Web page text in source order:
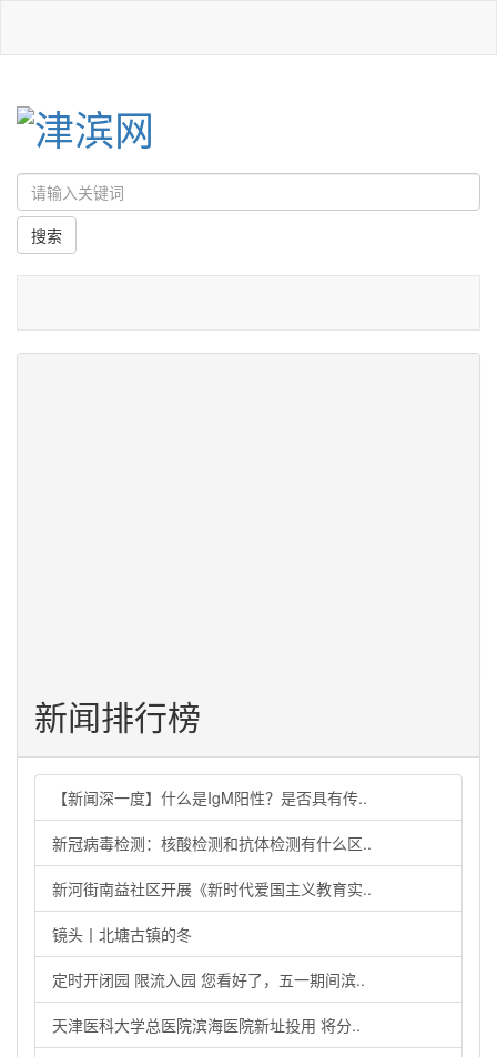
新闻排行榜
【新闻深一度】什么是IgM阳性？是否具有传..
新冠病毒检测：核酸检测和抗体检测有什么区..
新河街南益社区开展《新时代爱国主义教育实..
镜头丨北塘古镇的冬
定时开闭园 限流入园 您看好了，五一期间滨..
天津医科大学总医院滨海医院新址投用 将分..